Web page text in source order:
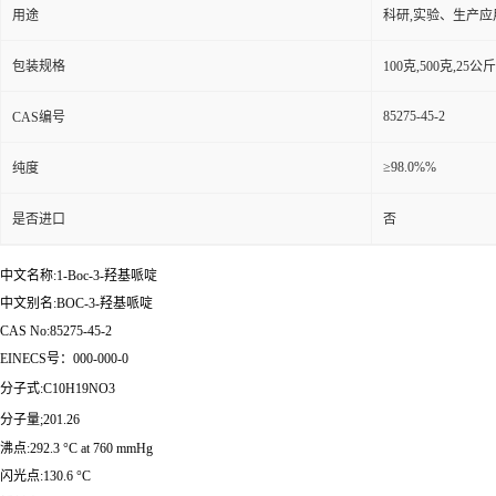
用途 科研,实验、生产应
包装规格 100克,500克,25公
CAS编号 85275-45-2
纯度 ≥98.0%%
是否进口 否
中文名称:1-Boc-3-羟基哌啶
中文别名:BOC-3-羟基哌啶
CAS No:85275-45-2
EINECS号：000-000-0
分子式:C10H19NO3
分子量;201.26
沸点:292.3 °C at 760 mmHg
闪光点:130.6 °C